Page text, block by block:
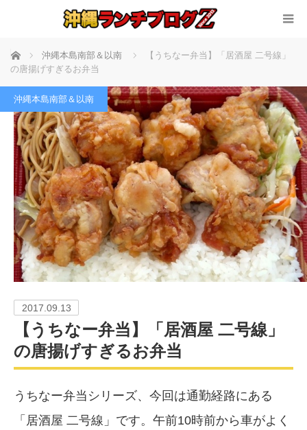
ホーム 沖縄本島南部＆以南
【うちなー弁当】「居酒屋 二号線」
の唐揚げすぎるお弁当
沖縄本島南部＆以南
2017.09.13
【うちなー弁当】「居酒屋 二号線」
の唐揚げすぎるお弁当
うちなー弁当シリーズ、今回は通勤経路にある
「居酒屋 二号線」です。午前10時前から車がよく